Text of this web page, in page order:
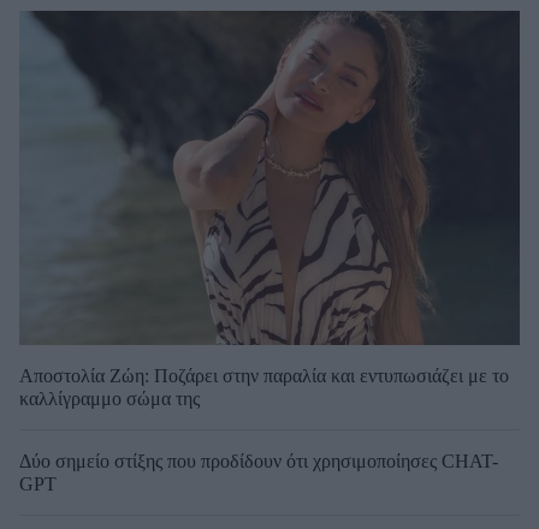
Αποστολία Ζώη: Ποζάρει στην παραλία και εντυπωσιάζει με το
καλλίγραμμο σώμα της
Δύο σημείο στίξης που προδίδουν ότι χρησιμοποίησες CHAT-
GPT